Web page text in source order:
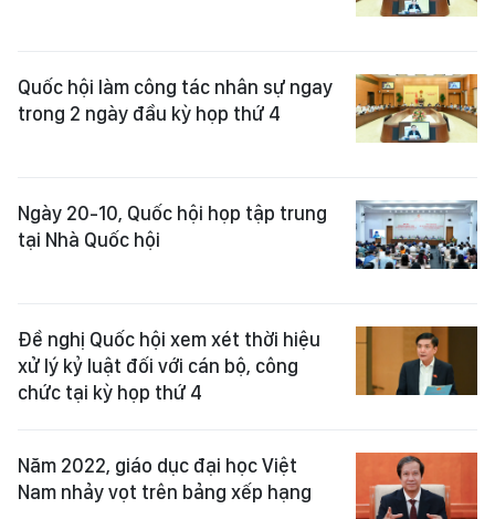
Quốc hội làm công tác nhân sự ngay
trong 2 ngày đầu kỳ họp thứ 4
Ngày 20-10, Quốc hội họp tập trung
tại Nhà Quốc hội ​ ​
Đề nghị Quốc hội xem xét thời hiệu
xử lý kỷ luật đối với cán bộ, công
chức tại kỳ họp thứ 4
Năm 2022, giáo dục đại học Việt
Nam nhảy vọt trên bảng xếp hạng